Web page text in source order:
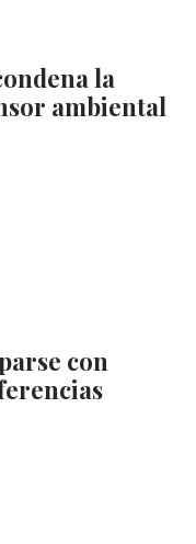
la
ambiental
con